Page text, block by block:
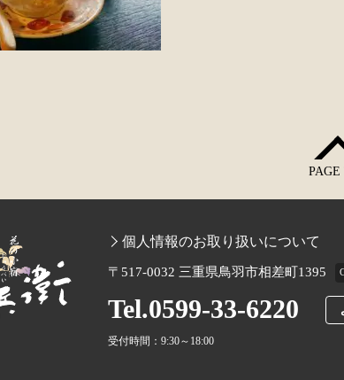
PAGE
個人情報のお取り扱いについて
〒517-0032 三重県鳥羽市相差町1395
Tel.0599-33-6220
受付時間：9:30～18:00